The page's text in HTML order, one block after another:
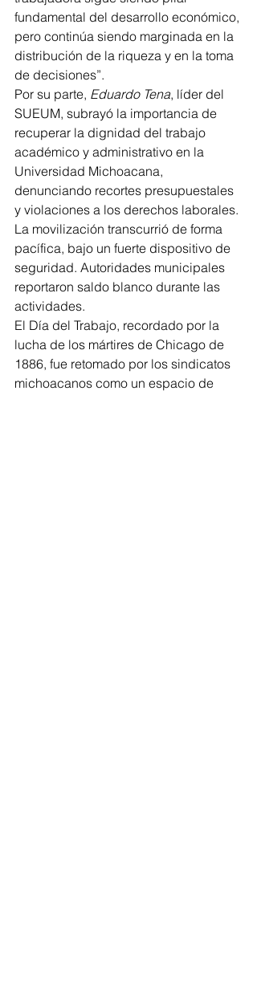
fundamental del desarrollo económico,
pero continúa siendo marginada en la
distribución de la riqueza y en la toma
de decisiones”.
Por su parte, Eduardo Tena, líder del
SUEUM, subrayó la importancia de
recuperar la dignidad del trabajo
académico y administrativo en la
Universidad Michoacana,
denunciando recortes presupuestales
y violaciones a los derechos laborales.
La movilización transcurrió de forma
pacífica, bajo un fuerte dispositivo de
seguridad. Autoridades municipales
reportaron saldo blanco durante las
actividades.
El Día del Trabajo, recordado por la
lucha de los mártires de Chicago de
1886, fue retomado por los sindicatos
michoacanos como un espacio de